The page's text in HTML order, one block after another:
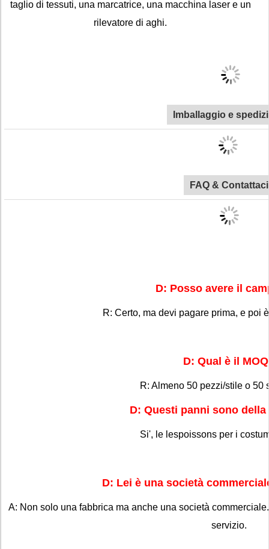
taglio di tessuti, una marcatrice, una macchina laser e un
rilevatore di aghi.
Imballaggio e
FAQ & Contattaci
D: Posso avere il
R: Certo, ma devi pagare prima, e poi
D: Qual è il
R: Almeno 50 pezzi/stile o 50
D: Questi panni sono della
Si', le lespoissons per i
D: Lei è una società
A: Non solo una fabbrica ma anche una società
servizio.